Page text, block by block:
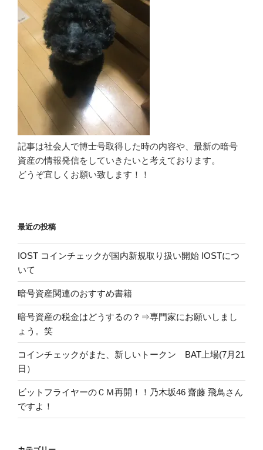
記事は社会人で博士号取得した時の内容や、最新の暗号
資産の情報発信をしていきたいと考えております。
どうぞ宜しくお願い致します！！
最近の投稿
IOST コインチェックが国内新規取り扱い開始 IOSTにつ
いて
暗号資産関連のおすすめ書籍
暗号資産の税金はどうするの？⇒専門家にお願いしまし
ょう。笑
コインチェックがまた、新しいトークン BAT上場(7月21
日）
ビットフライヤーのＣＭ再開！！乃木坂46 齋藤 飛鳥さん
ですよ！